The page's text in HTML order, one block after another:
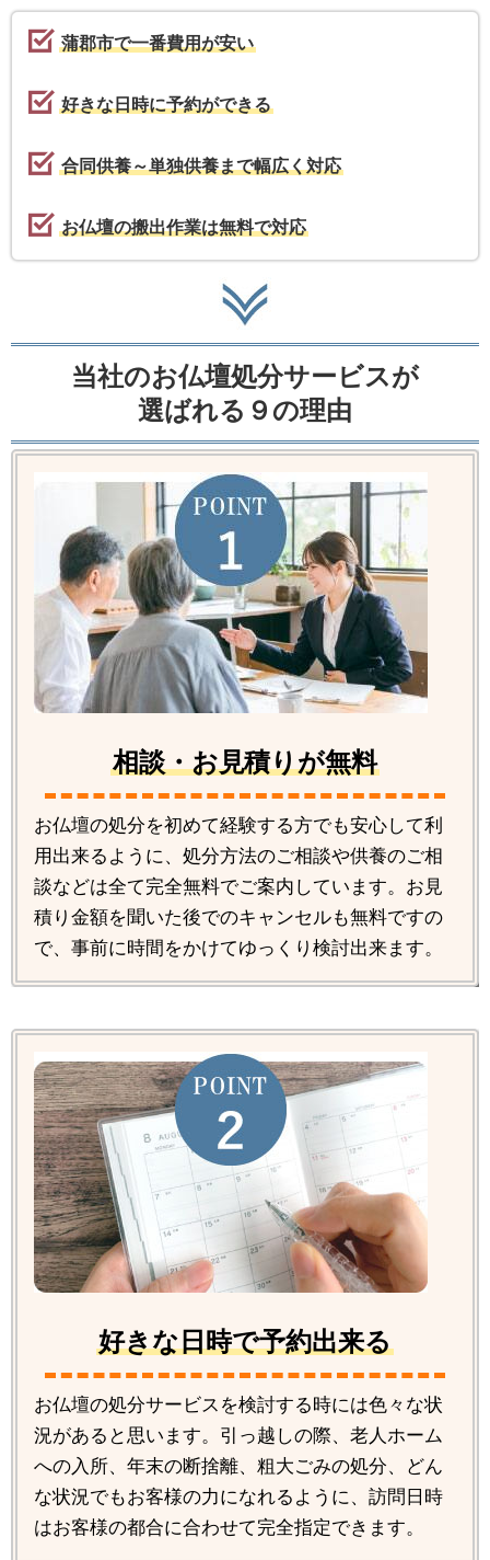
蒲郡市で一番費用が安い
好きな日時に予約ができる
合同供養～単独供養まで幅広く対応
お仏壇の搬出作業は無料で対応
当社のお仏壇処分サービスが
選ばれる９の理由
相談・お見積りが無料
お仏壇の処分を初めて経験する方でも安心して利
用出来るように、処分方法のご相談や供養のご相
談などは全て完全無料でご案内しています。お見
積り金額を聞いた後でのキャンセルも無料ですの
で、事前に時間をかけてゆっくり検討出来ます。
好きな日時で予約出来る
お仏壇の処分サービスを検討する時には色々な状
況があると思います。引っ越しの際、老人ホーム
への入所、年末の断捨離、粗大ごみの処分、どん
な状況でもお客様の力になれるように、訪問日時
はお客様の都合に合わせて完全指定できます。